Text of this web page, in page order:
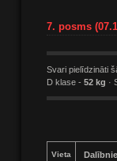
7. posms
Svari pielīdzināti
D klase - 52 kg ·
Vieta